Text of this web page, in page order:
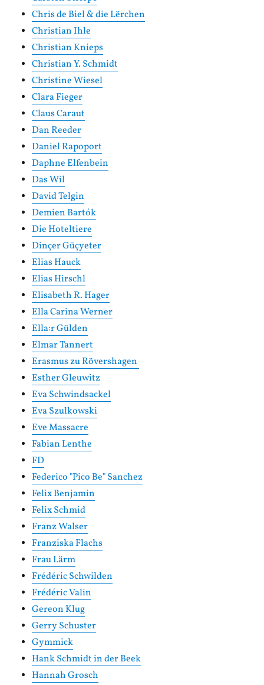
Chris de Biel & die Lërchen
Christian Ihle
Christian Knieps
Christian Y. Schmidt
Christine Wiesel
Clara Fieger
Claus Caraut
Dan Reeder
Daniel Rapoport
Daphne Elfenbein
Das Wil
David Telgin
Demien Bartók
Die Hoteltiere
Dinçer Güçyeter
Elias Hauck
Elias Hirschl
Elisabeth R. Hager
Ella Carina Werner
Ella:r Gülden
Elmar Tannert
Erasmus zu Rövershagen
Esther Gleuwitz
Eva Schwindsackel
Eva Szulkowski
Eve Massacre
Fabian Lenthe
FD
Federico "Pico Be" Sanchez
Felix Benjamin
Felix Schmid
Franz Walser
Franziska Flachs
Frau Lärm
Frédéric Schwilden
Frédéric Valin
Gereon Klug
Gerry Schuster
Gymmick
Hank Schmidt in der Beek
Hannah Grosch